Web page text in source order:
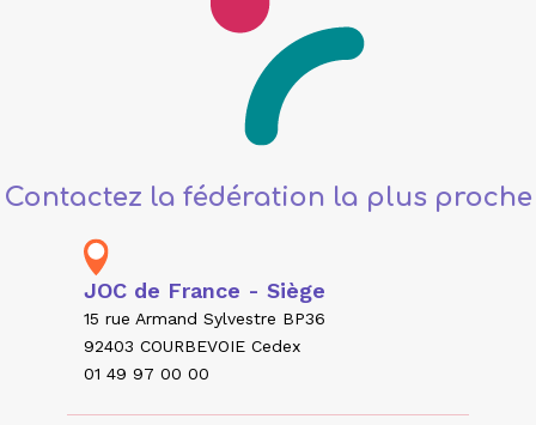
Contactez la fédération la plus proche
JOC de France - Siège
15 rue Armand Sylvestre BP36
92403 COURBEVOIE Cedex
01 49 97 00 00